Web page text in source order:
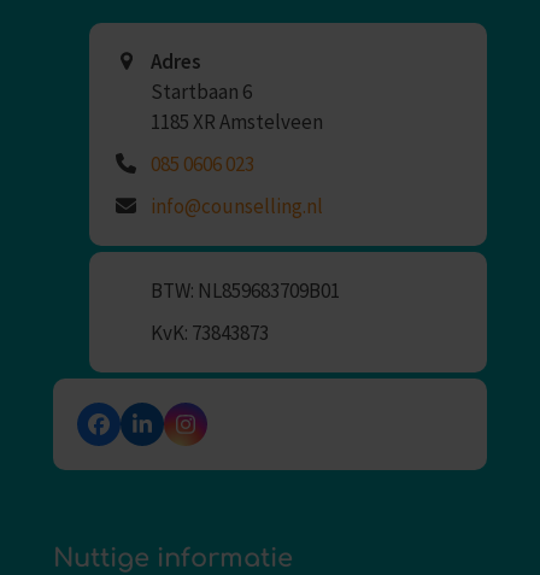
Adres
Startbaan 6
1185 XR Amstelveen
085 0606 023
info@counselling.nl
BTW: NL859683709B01
KvK: 73843873
Facebook
LinkedInInstagram
Nuttige informatie